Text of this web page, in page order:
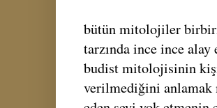
bütün mitolojiler
tarzında ince ince
budist mitolojisinin
verilmediğini